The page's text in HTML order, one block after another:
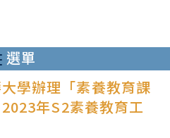
選單
學辦理「素養教育課
年S2素養教育工